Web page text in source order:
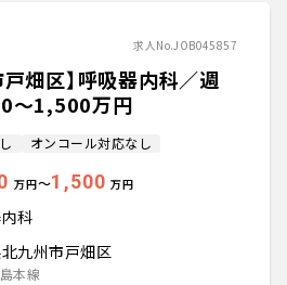
求人No.JOB045857
畑区】呼吸器内科／週
〜1,500万円
オンコール対応なし
万円〜1,500 万円
科
九州市戸畑区
本線